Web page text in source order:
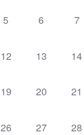
0
5
0
6
0
7
0
12
0
13
0
14
0
19
0
20
0
21
0
26
0
27
0
28